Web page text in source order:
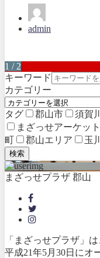
admin
1 / 2
キーワード
カテゴリー
タグ 郡山市 須賀
まざっせアーケット
町
郡山エリア 玉
検索
まざっせプラザ 郡山
「まざっせプラザ」
平成21年5月30日にオ